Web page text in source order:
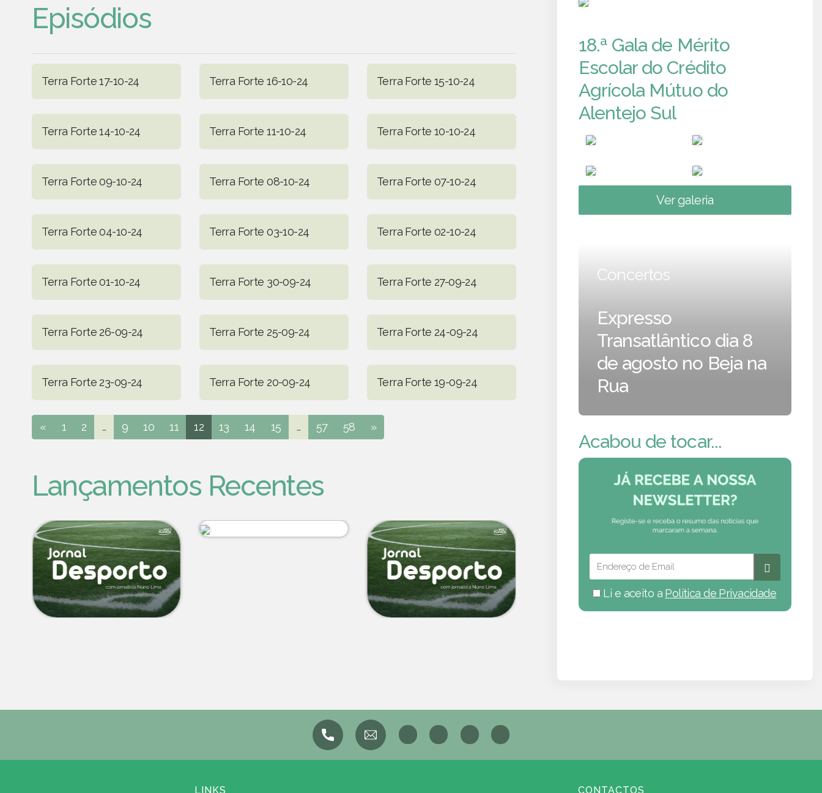
Episódios
Terra Forte 17-10-24 Terra Forte 16-10-24 Terra Forte 15-10-24
Terra Forte 14-10-24 Terra Forte 11-10-24 Terra Forte 10-10-24
Terra Forte 09-10-24 Terra Forte 08-10-24 Terra Forte 07-10-24
Terra Forte 04-10-24 Terra Forte 03-10-24 Terra Forte 02-10-24
Terra Forte 01-10-24 Terra Forte 30-09-24 Terra Forte 27-09-24
Terra Forte 26-09-24 Terra Forte 25-09-24 Terra Forte 24-09-24
Terra Forte 23-09-24 Terra Forte 20-09-24 Terra Forte 19-09-24
« 1 2 ... 9 10 11 12 13 14 15 ... 57 58 »
Lançamentos Recentes
18.ª Gala de Mérito
Escolar do Crédito
Agrícola Mútuo do
Alentejo Sul
Ver galeria
Concertos
Expresso
Transatlântico dia 8
de agosto no Beja na
Rua
Acabou de tocar...
Li e aceito a Política de Privacidade
LINKS CONTACTOS